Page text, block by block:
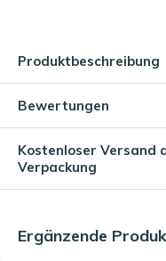
Produktbeschreibung
Bewertungen
Kostenloser Versand
Verpackung
Ergänzende